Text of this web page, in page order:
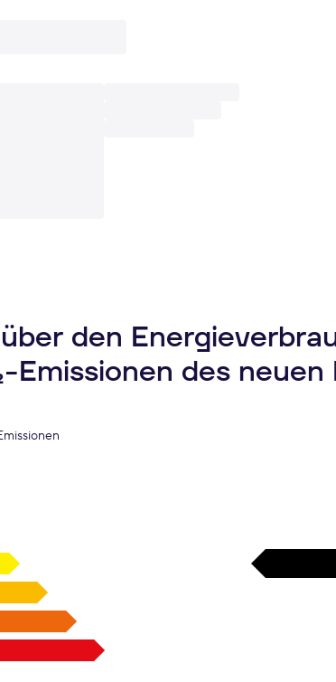
den
Emissionen des neuen